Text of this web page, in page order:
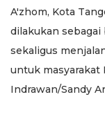
A'zhom, Kota
dilakukan
sekaligus
untuk masyarakat
Indrawan/Sandy